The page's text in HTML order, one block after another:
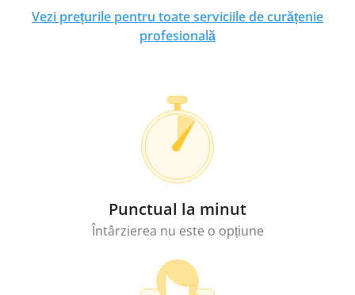
Vezi prețurile pentru toate serviciile de curățenie
profesională
Punctual la minut
Întârzierea nu este o opțiune